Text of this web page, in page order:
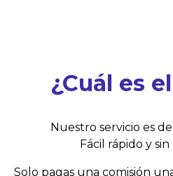
¿Cuál es
Nuestro servicio es
Fácil rápido y sin
Solo pagas una comisión